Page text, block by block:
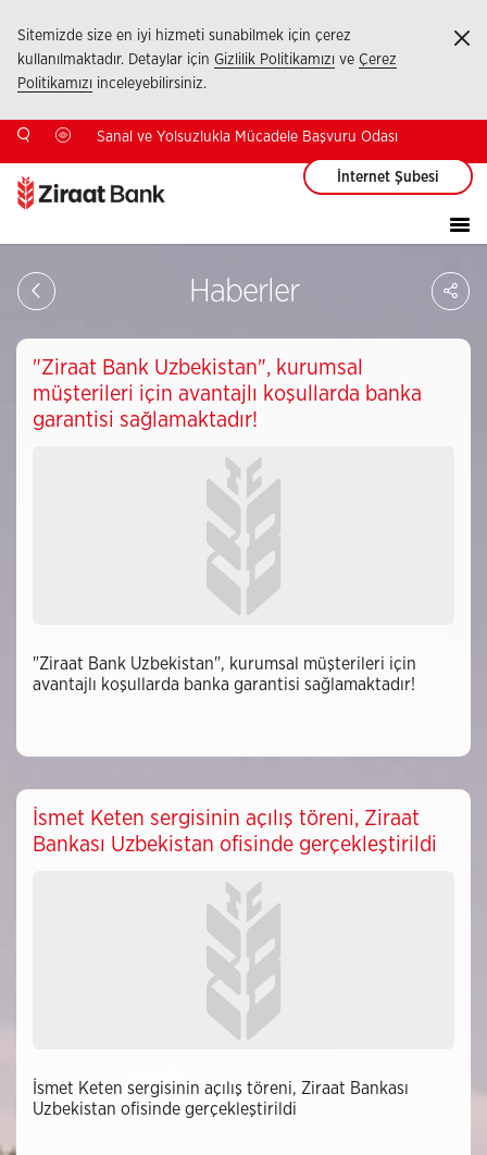
Sitemizde size en iyi hizmeti sunabilmek için çerez
kullanılmaktadır. Detaylar için Gizlilik Politikamızı ve Çerez
Politikamızı inceleyebilirsiniz.
Sanal ve Yolsuzlukla Mücadele Başvuru Odası
İnternet Şubesi
Haberler
"Ziraat Bank Uzbekistan", kurumsal
müşterileri için avantajlı koşullarda banka
garantisi sağlamaktadır!
"Ziraat Bank Uzbekistan", kurumsal müşterileri için
avantajlı koşullarda banka garantisi sağlamaktadır!
İsmet Keten sergisinin açılış töreni, Ziraat
Bankası Uzbekistan ofisinde gerçekleştirildi
İsmet Keten sergisinin açılış töreni, Ziraat Bankası
Uzbekistan ofisinde gerçekleştirildi